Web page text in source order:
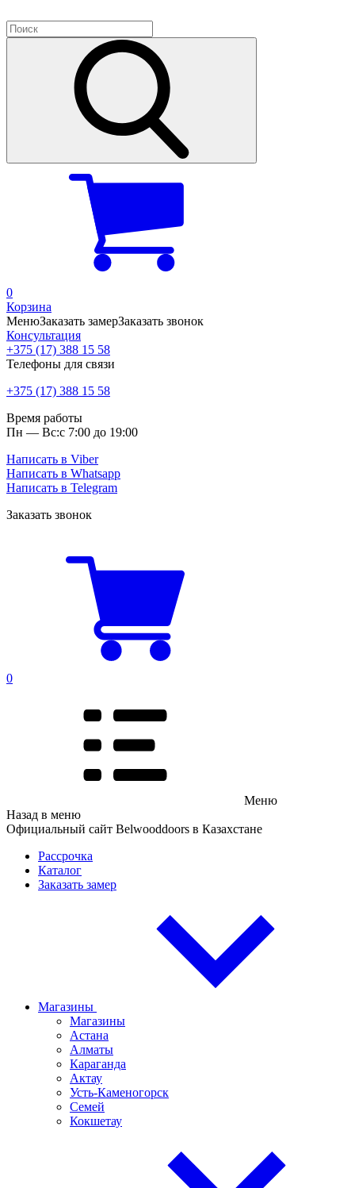
0
Корзина
МенюЗаказать замерЗаказать звонок
Консультация
+375 (17) 388 15 58
Телефоны для связи
+375 (17) 388 15 58
Время работы
Пн — Вс:с 7:00 до 19:00
Написать в Viber
Написать в Whatsapp
Написать в Telegram
Заказать звонок
0
Меню
Назад в меню
Официальный сайт Belwooddoors в Казахстане
Рассрочка
Каталог
Заказать замер
Магазины
Магазины
Астана
Алматы
Караганда
Актау
Усть-Каменогорск
Семей
Кокшетау